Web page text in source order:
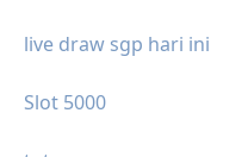
live draw sgp hari ini
Slot 5000